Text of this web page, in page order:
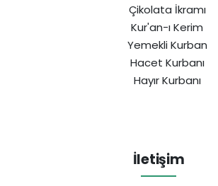
Çikolata İkramı
Kur'an-ı Kerim
Yemekli Kurban
Hacet Kurbanı
Hayır Kurbanı
İletişim